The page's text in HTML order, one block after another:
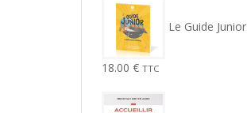
Le Guide Junior
18.00 € TTC